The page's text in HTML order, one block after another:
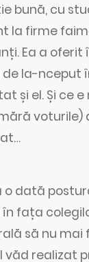
bună, cu
la firme
Ea a
de la-
și el. Și ce
voturile)
o dată
fața
să nu mai
realizat